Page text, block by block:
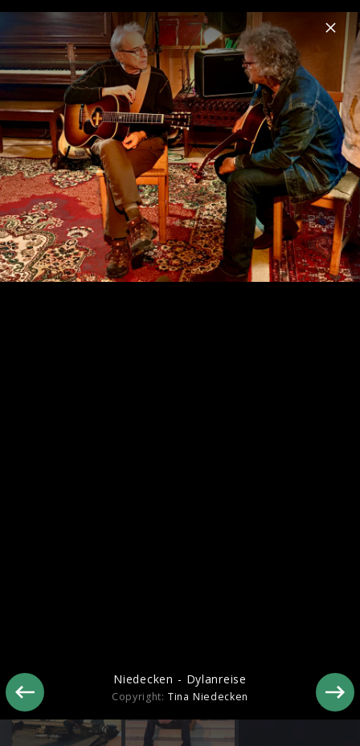
Menu
Niedecken
Home News Musik Videos Fotos Biografie
Pressebilder 2026
Niedecken - Dylanreise
Copyright: Tina Niedecken